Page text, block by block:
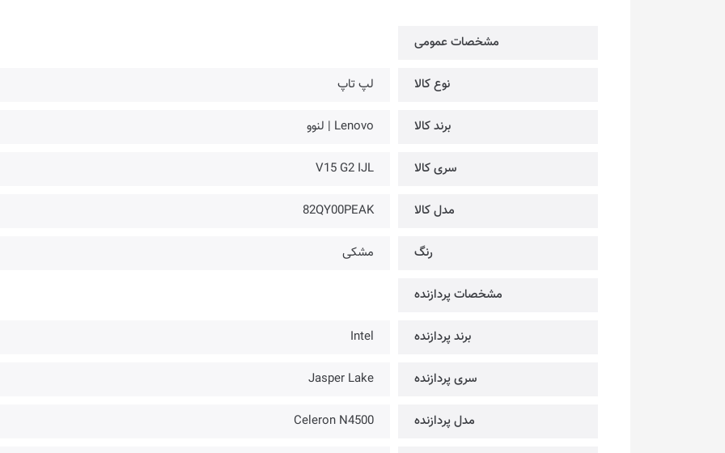
مشخصات عمومی
نوع کالا لپ تاپ
برند کالا Lenovo | لنوو
سری کالا V15 G2 IJL
مدل کالا 82QY00PEAK
رنگ مشکی
مشخصات پردازنده
برند پردازنده Intel
سری پردازنده Jasper Lake
مدل پردازنده Celeron N4500